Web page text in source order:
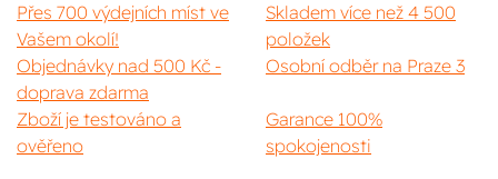
Přes 700 výdejních míst ve
Vašem okolí!
Skladem více než 4 500
položek
Objednávky nad 500 Kč -
doprava zdarma
Osobní odběr na Praze 3
Zboží je testováno a
ověřeno
Garance 100%
spokojenosti